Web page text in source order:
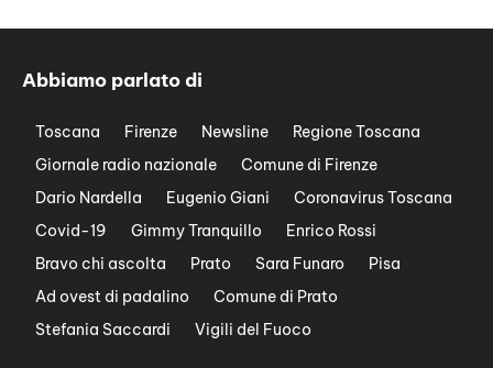
Abbiamo parlato di
Toscana Firenze Newsline
Regione Toscana
Giornale radio nazionale
Comune di Firenze
Dario Nardella
Eugenio Giani
Coronavirus Toscana
Covid-19
Gimmy Tranquillo
Enrico Rossi
Bravo chi ascolta
Prato Sara Funaro
Pisa
Ad ovest di padalino
Comune di Prato
Stefania Saccardi
Vigili del Fuoco